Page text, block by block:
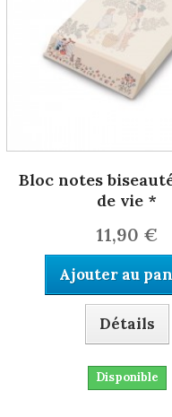
Bloc notes
de vie *
11,90 €
Ajouter au
Détails
Disponible